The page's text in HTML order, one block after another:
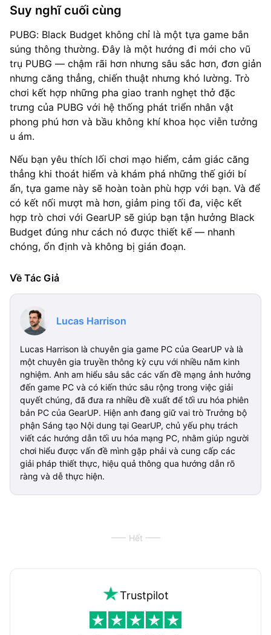
Suy nghĩ cuối cùng
PUBG: Black Budget không chỉ là một tựa game bắn
súng thông thường. Đây là một hướng đi mới cho vũ
trụ PUBG — chậm rãi hơn nhưng sâu sắc hơn, đơn giản
nhưng căng thẳng, chiến thuật nhưng khó lường. Trò
chơi kết hợp những pha giao tranh nghẹt thở đặc
trưng của PUBG với hệ thống phát triển nhân vật
phong phú hơn và bầu không khí khoa học viễn tưởng
u ám.
Nếu bạn yêu thích lối chơi mạo hiểm, cảm giác căng
thẳng khi thoát hiểm và khám phá những thế giới bí
ẩn, tựa game này sẽ hoàn toàn phù hợp với bạn. Và để
có kết nối mượt mà hơn, giảm ping tối đa, việc kết
hợp trò chơi với GearUP sẽ giúp bạn tận hưởng Black
Budget đúng như cách nó được thiết kế — nhanh
chóng, ổn định và không bị gián đoạn.
Về Tác Giả
Lucas Harrison
Lucas Harrison là chuyên gia game PC của GearUP và là
một chuyên gia truyền thông kỳ cựu với nhiều năm kinh
nghiệm. Anh am hiểu sâu sắc các vấn đề mạng ảnh hưởng
đến game PC và có kiến thức sâu rộng trong việc giải
quyết chúng, đã đưa ra nhiều đề xuất để tối ưu hóa phiên
bản PC của GearUP. Hiện anh đang giữ vai trò Trưởng bộ
phận Sáng tạo Nội dung tại GearUP, chủ yếu phụ trách
viết các hướng dẫn tối ưu hóa mạng PC, nhằm giúp người
chơi hiểu được vấn đề mình gặp phải và cung cấp các
giải pháp thiết thực, hiệu quả thông qua hướng dẫn rõ
ràng và dễ thực hiện.
Hết
Trustpilot